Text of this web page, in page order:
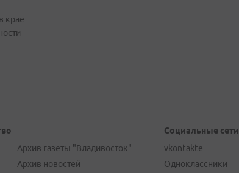
крае
Архив газеты "Владивосток"
Архив новостей
Социальные сети
vkontakte
Одноклассники